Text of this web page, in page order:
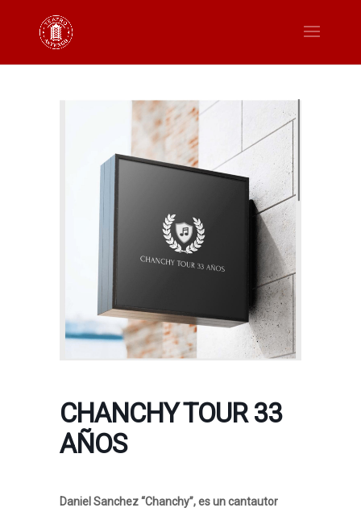
CHANCHY TOUR 33
AÑOS
Daniel Sanchez “Chanchy”, es un cantautor